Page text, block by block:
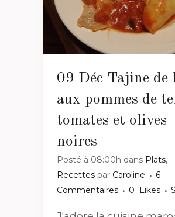
09 Déc Tajine de
aux pommes de
tomates et olives
noires
Posté à 08:00h dans Plats,
Recettes par Caroline
6
Commentaires
0 Likes